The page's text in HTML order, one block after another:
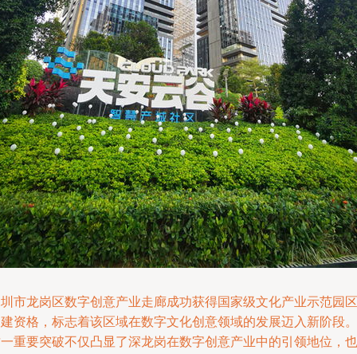
市龙岗区数字创意产业走廊成功获得国家级文化产业示范园区
资格，标志着该区域在数字文化创意领域的发展迈入新阶段。
重要突破不仅凸显了深龙岗在数字创意产业中的引领地位，也